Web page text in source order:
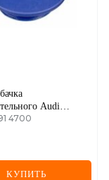
Audi
Golf IV 94-
4700
КУПИТЬ